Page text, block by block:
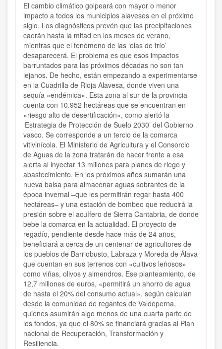
El cambio climático golpeará con mayor o menor
impacto a todos los municipios alaveses en el próximo
siglo. Los diagnósticos prevén que las precipitaciones
caerán hasta la mitad en los meses de verano,
mientras que el fenómeno de las ‘olas de frío’
desaparecerá. El problema es que esos impactos
barruntados para las próximos décadas no son tan
lejanos. De hecho, están empezando a experimentarse
en la Cuadrilla de Rioja Alavesa, donde viven una
sequía «endémica». Esta zona al sur de la provincia
cuenta con 10.952 hectáreas que se encuentran en
«riesgo alto de desertificación», como alertó la
‘Estrategia de Protección de Suelo 2030’ del Gobierno
vasco. Se corresponde a un tercio de la comarca
vitivinícola. El Ministerio de Agricultura y el Consorcio
de Aguas de la zona tratarán de hacer frente a esa
alerta al inyectar 13 millones para planes de riego y
abastecimiento. En los próximos años sumarán una
nueva balsa para almacenar aguas sobrantes de la
época invernal –que les permitirán regar hasta 400
hectáreas– y una estación de bombeo que reducirá la
presión sobre el acuífero de Sierra Cantabria, de donde
bebe la comarca en la actualidad. El proyecto de
regadío, pendiente desde hace más de 24 años,
beneficiará a cerca de un centenar de agricultores de
los pueblos de Barriobusto, Labraza y Moreda de Álava
que cuentan en sus terrenos con «cultivos leñosos»
como viñas, olivos y almendros. Ese planteamiento, de
12,7 millones de euros, «permitirá un ahorro de agua
de hasta el 20% del consumo actual», según calculan
desde la comunidad de regantes de Valdeperna,
quienes asumirán algo menos de una cuarta parte de
los fondos, ya que el 80% se financiará gracias al Plan
nacional de Recuperación, Transformación y
Resiliencia.